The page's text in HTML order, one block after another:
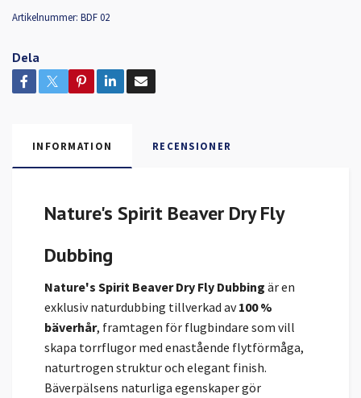
Artikelnummer: BDF 02
Dela
INFORMATION RECENSIONER
Nature's Spirit Beaver Dry Fly
Dubbing
Nature's Spirit Beaver Dry Fly Dubbing är en
exklusiv naturdubbing tillverkad av100 %
bäverhår, framtagen för flugbindare som vill
skapa torrflugor med enastående flytförmåga,
naturtrogen struktur och elegant finish.
Bäverpälsens naturliga egenskaper gör